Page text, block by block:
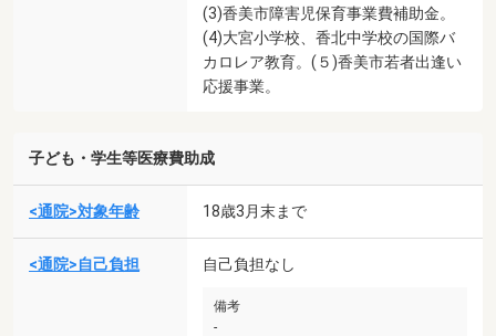
(3)香美市障害児保育事業費補助金。
(4)大宮小学校、香北中学校の国際バ
カロレア教育。(５)香美市若者出逢い
応援事業。
子ども・学生等医療費助成
<通院>対象年齢 18歳3月末まで
<通院>自己負担 自己負担なし
備考
-